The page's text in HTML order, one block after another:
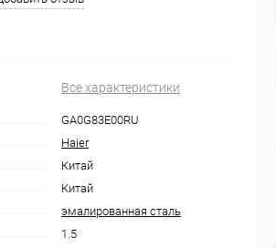
Все характеристики
GA0G83E00RU
Haier
Китай
Китай
эмалированная сталь
1.5